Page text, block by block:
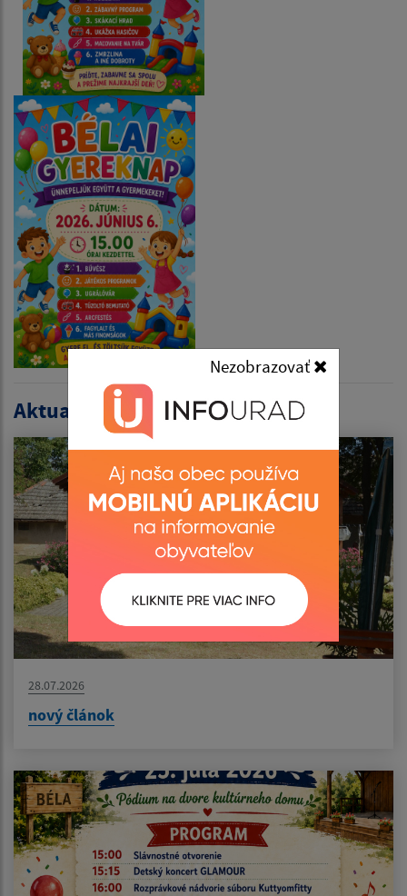
Nezobrazovať
Aktualitások listája:
28.07.2026
nový článok